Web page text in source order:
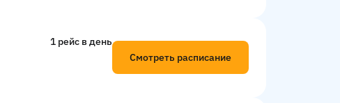
1 рейс в день
Смотреть расписание